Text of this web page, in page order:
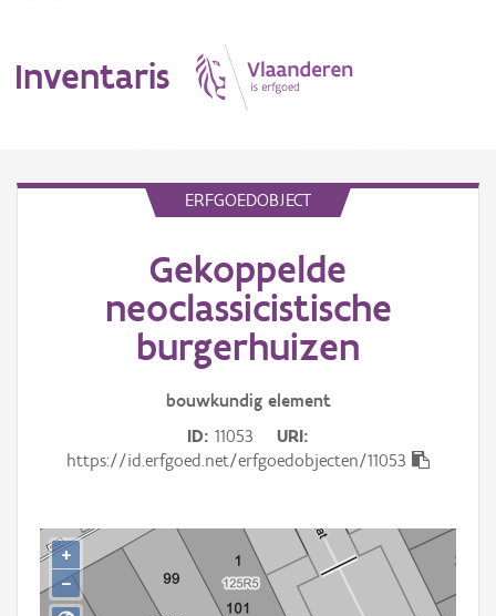
Inventaris
Aanduidingsobject
Gebeurtenis
Downloads
Hergebruik
ERFGOEDOBJECT
Gekoppelde
neoclassicistische
burgerhuizen
bouwkundig element
ID 11053
URI
https://id.erfgoed.net/erfgoedobjecten/11053
+
−